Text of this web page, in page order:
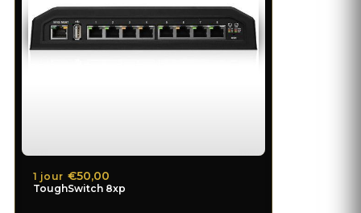
ToughSwitch 8xp
1 jour €50,00